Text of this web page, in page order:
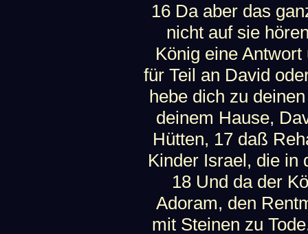
16 Da aber das
nicht auf sie
König eine
für Teil an David
hebe dich zu
deinem Hause,
Hütten, 17 daß
Kinder Israel, die in
18 Und da der
Adoram, den
mit Steinen zu